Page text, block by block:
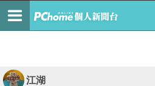
江湖